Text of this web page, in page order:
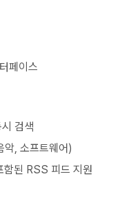
페이스
검색
악, 소프트웨어)
함된 RSS 피드 지원